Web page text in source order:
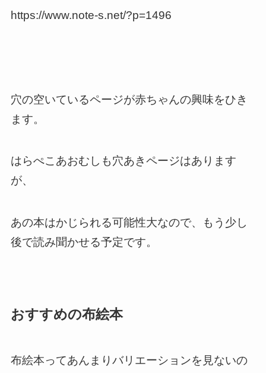
https://www.note-s.net/?p=1496
穴の空いているページが赤ちゃんの興味をひき
ます。
はらぺこあおむしも穴あきページはあります
が、
あの本はかじられる可能性大なので、もう少し
後で読み聞かせる予定です。
おすすめの布絵本
布絵本ってあんまりバリエーションを見ないの